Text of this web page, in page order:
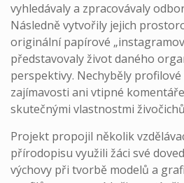
vyhledávaly a zpracovávaly
Následně vytvořily jejich
originální papírové
představovaly život daného
perspektivy. Nechyběly
zajímavosti ani vtipné
skutečnými vlastnostmi
Projekt propojil několik
přírodopisu využili žáci své
výchovy při tvorbě modelů a